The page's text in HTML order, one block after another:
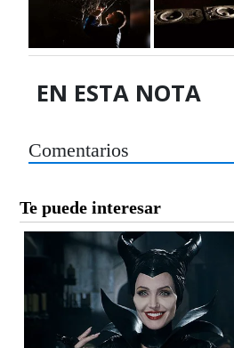
EN ESTA NOTA
Comentarios